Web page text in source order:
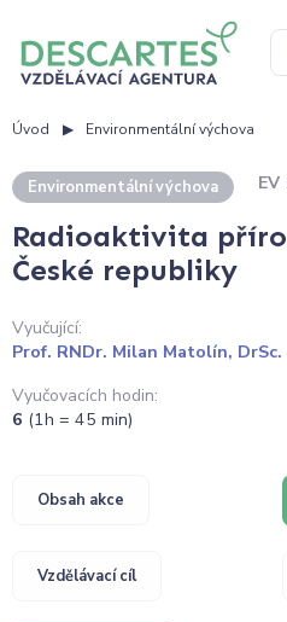
Úvod Environmentální výchova
Environmentální výchova EV
Radioaktivita
České republiky
Vyučující:
Prof. RNDr. Milan Matolín, DrSc.
Vyučovacích hodin:
6 (1h = 45 min)
Obsah akce
Vzdělávací cíl